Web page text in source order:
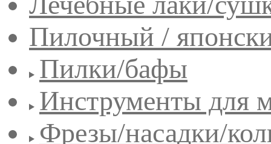
Пилочный /
Пилки/бафы
Инструменты для
Фрезы/насадки/